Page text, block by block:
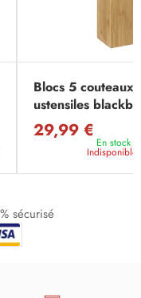
Blocs 5 couteaux
ustensiles
29,99 €
En stock
Indisponible
sécurisé